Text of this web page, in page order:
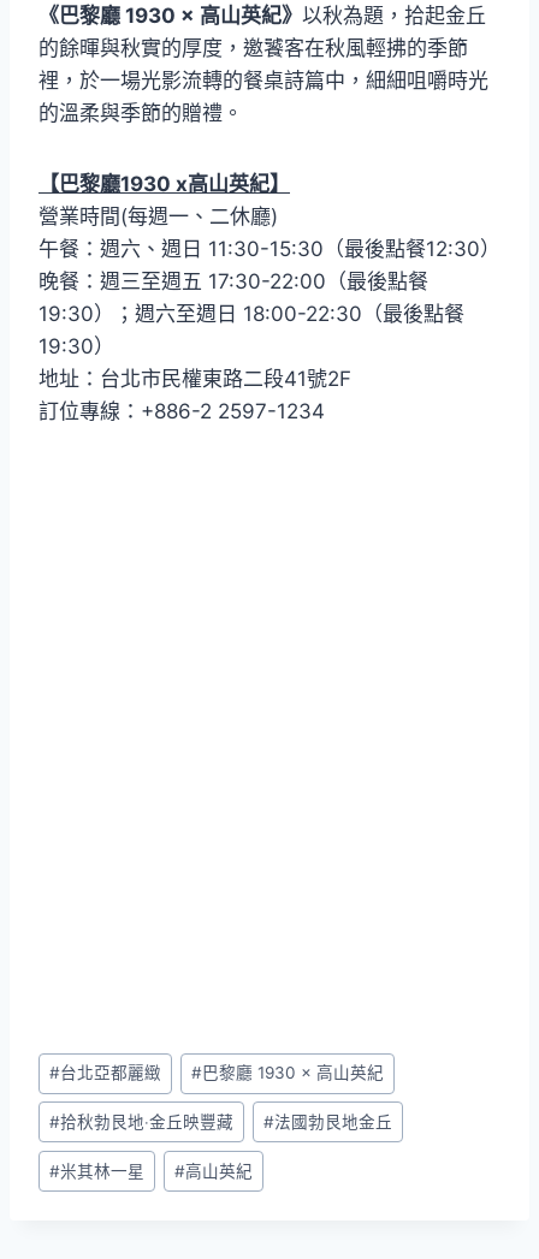
《巴黎廳 1930 × 高山英紀》 以秋為題，拾起金丘
的餘暉與秋實的厚度，邀饕客在秋風輕拂的季節
裡，於一場光影流轉的餐桌詩篇中，細細咀嚼時光
的溫柔與季節的贈禮。
【巴黎廳1930 x高山英紀】
營業時間(每週一、二休廳)
午餐：週六、週日 11:30-15:30（最後點餐12:30）
晚餐：週三至週五 17:30-22:00（最後點餐
19:30）；週六至週日 18:00-22:30（最後點餐
19:30）
地址：台北市民權東路二段41號2F
訂位專線：+886-2 2597-1234
Post
Tags:
#台北亞都麗緻 #巴黎廳 1930 × 高山英紀
#拾秋勃艮地‧金丘映豐藏 #法國勃艮地金丘
#米其林一星 #高山英紀